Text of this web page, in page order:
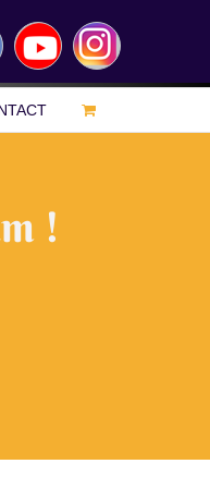
YouTubeInstagram
!